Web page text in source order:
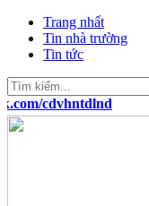
Trang nhất
Tin nhà trường
Tin tức
cdvhntdlnd